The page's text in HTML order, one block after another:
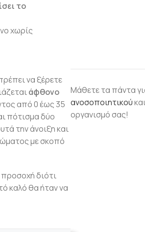
το
χωρίς
να ξέρετε
άφθονο
από 0 έως 35
πότισμα δύο
την άνοιξη και
με σκοπό
διότι
καλό θα ήταν να
Μάθετε τα πάντα
ανοσοποιητικού
οργανισμό σας!